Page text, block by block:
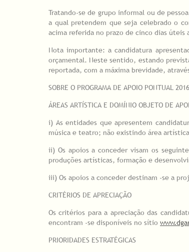
Tratando-se de grupo informal ou de
a qual pretendem que seja celebrado o
acima referida no prazo de cinco dias
Nota importante: a candidatura
orçamental. Neste sentido, estando
reportada, com a máxima brevidade,
SOBRE O PROGRAMA DE APOIO PONTUAL
ÁREAS ARTÍSTICA E DOMÍNIO OBJETO DE
i) As entidades que apresentem
música e teatro; não existindo área
ii) Os apoios a conceder visam os
produções artísticas, formação e
iii) Os apoios a conceder destinam -se a
CRITÉRIOS DE APRECIAÇÃO
Os critérios para a apreciação das
encontram -se disponíveis no sítio
PRIORIDADES ESTRATÉGICAS